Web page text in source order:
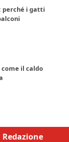
perché i gatti
come il caldo
Redazione